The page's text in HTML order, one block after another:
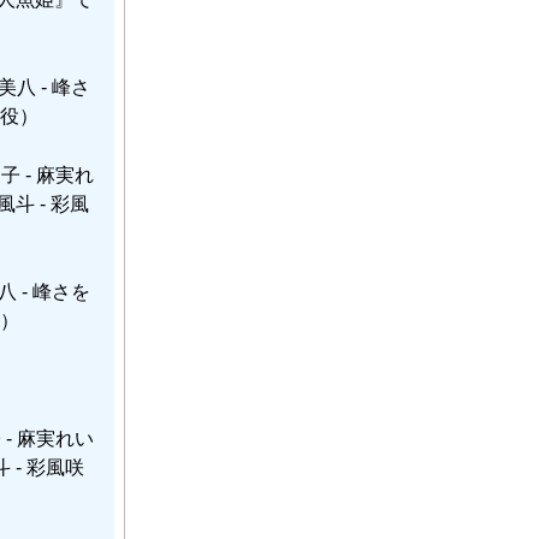
八 - 峰さ
）
- 麻実れ
斗 - 彩風
- 峰さを
- 麻実れい
- 彩風咲